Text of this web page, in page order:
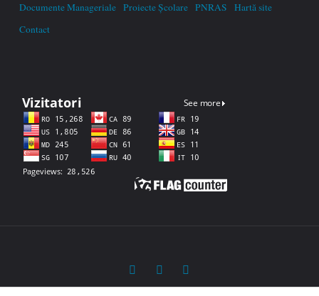
Documente Manageriale Proiecte Școlare PNRAS
Hartă site
Contact